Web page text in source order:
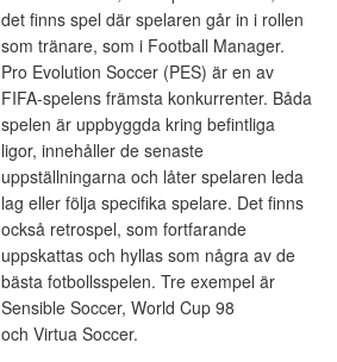
det finns spel där spelaren går in i rollen
som tränare, som i Football Manager.
Pro Evolution Soccer (PES) är en av
FIFA-spelens främsta konkurrenter. Båda
spelen är uppbyggda kring befintliga
ligor, innehåller de senaste
uppställningarna och låter spelaren leda
lag eller följa specifika spelare. Det finns
också retrospel, som fortfarande
uppskattas och hyllas som några av de
bästa fotbollsspelen. Tre exempel är
Sensible Soccer, World Cup 98
och Virtua Soccer.